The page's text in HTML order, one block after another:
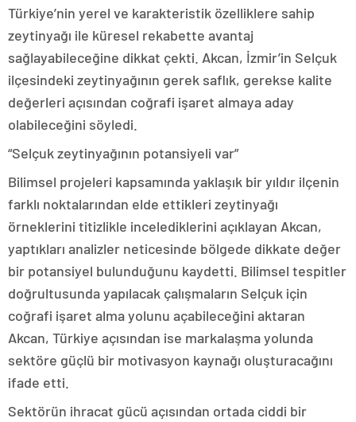
Türkiye’nin yerel ve karakteristik özelliklere sahip
zeytinyağı ile küresel rekabette avantaj
sağlayabileceğine dikkat çekti. Akcan, İzmir’in Selçuk
ilçesindeki zeytinyağının gerek saflık, gerekse kalite
değerleri açısından coğrafi işaret almaya aday
olabileceğini söyledi.
“Selçuk zeytinyağının potansiyeli var”
Bilimsel projeleri kapsamında yaklaşık bir yıldır ilçenin
farklı noktalarından elde ettikleri zeytinyağı
örneklerini titizlikle incelediklerini açıklayan Akcan,
yaptıkları analizler neticesinde bölgede dikkate değer
bir potansiyel bulunduğunu kaydetti. Bilimsel tespitler
doğrultusunda yapılacak çalışmaların Selçuk için
coğrafi işaret alma yolunu açabileceğini aktaran
Akcan, Türkiye açısından ise markalaşma yolunda
sektöre güçlü bir motivasyon kaynağı oluşturacağını
ifade etti.
Sektörün ihracat gücü açısından ortada ciddi bir